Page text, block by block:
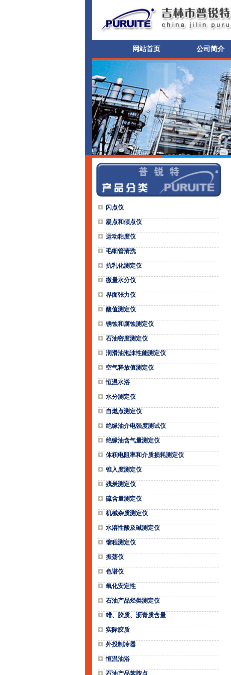
网站首页 公司简介
闪点仪
凝点和倾点仪
运动粘度仪
毛细管清洗
抗乳化测定仪
微量水分仪
界面张力仪
酸值测定仪
锈蚀和腐蚀测定仪
石油密度测定仪
润滑油泡沫性能测定仪
空气释放值测定仪
恒温水浴
水分测定仪
自燃点测定仪
绝缘油介电强度测试仪
绝缘油含气量测定仪
体积电阻率和介质损耗测定仪
锥入度测定仪
残炭测定仪
硫含量测定仪
机械杂质测定仪
水溶性酸及碱测定仪
馏程测定仪
振荡仪
色谱仪
氧化安定性
石油产品烃类测定仪
蜡、胶质、沥青质含量
实际胶质
外投制冷器
恒温油浴
石油产品苯胺点